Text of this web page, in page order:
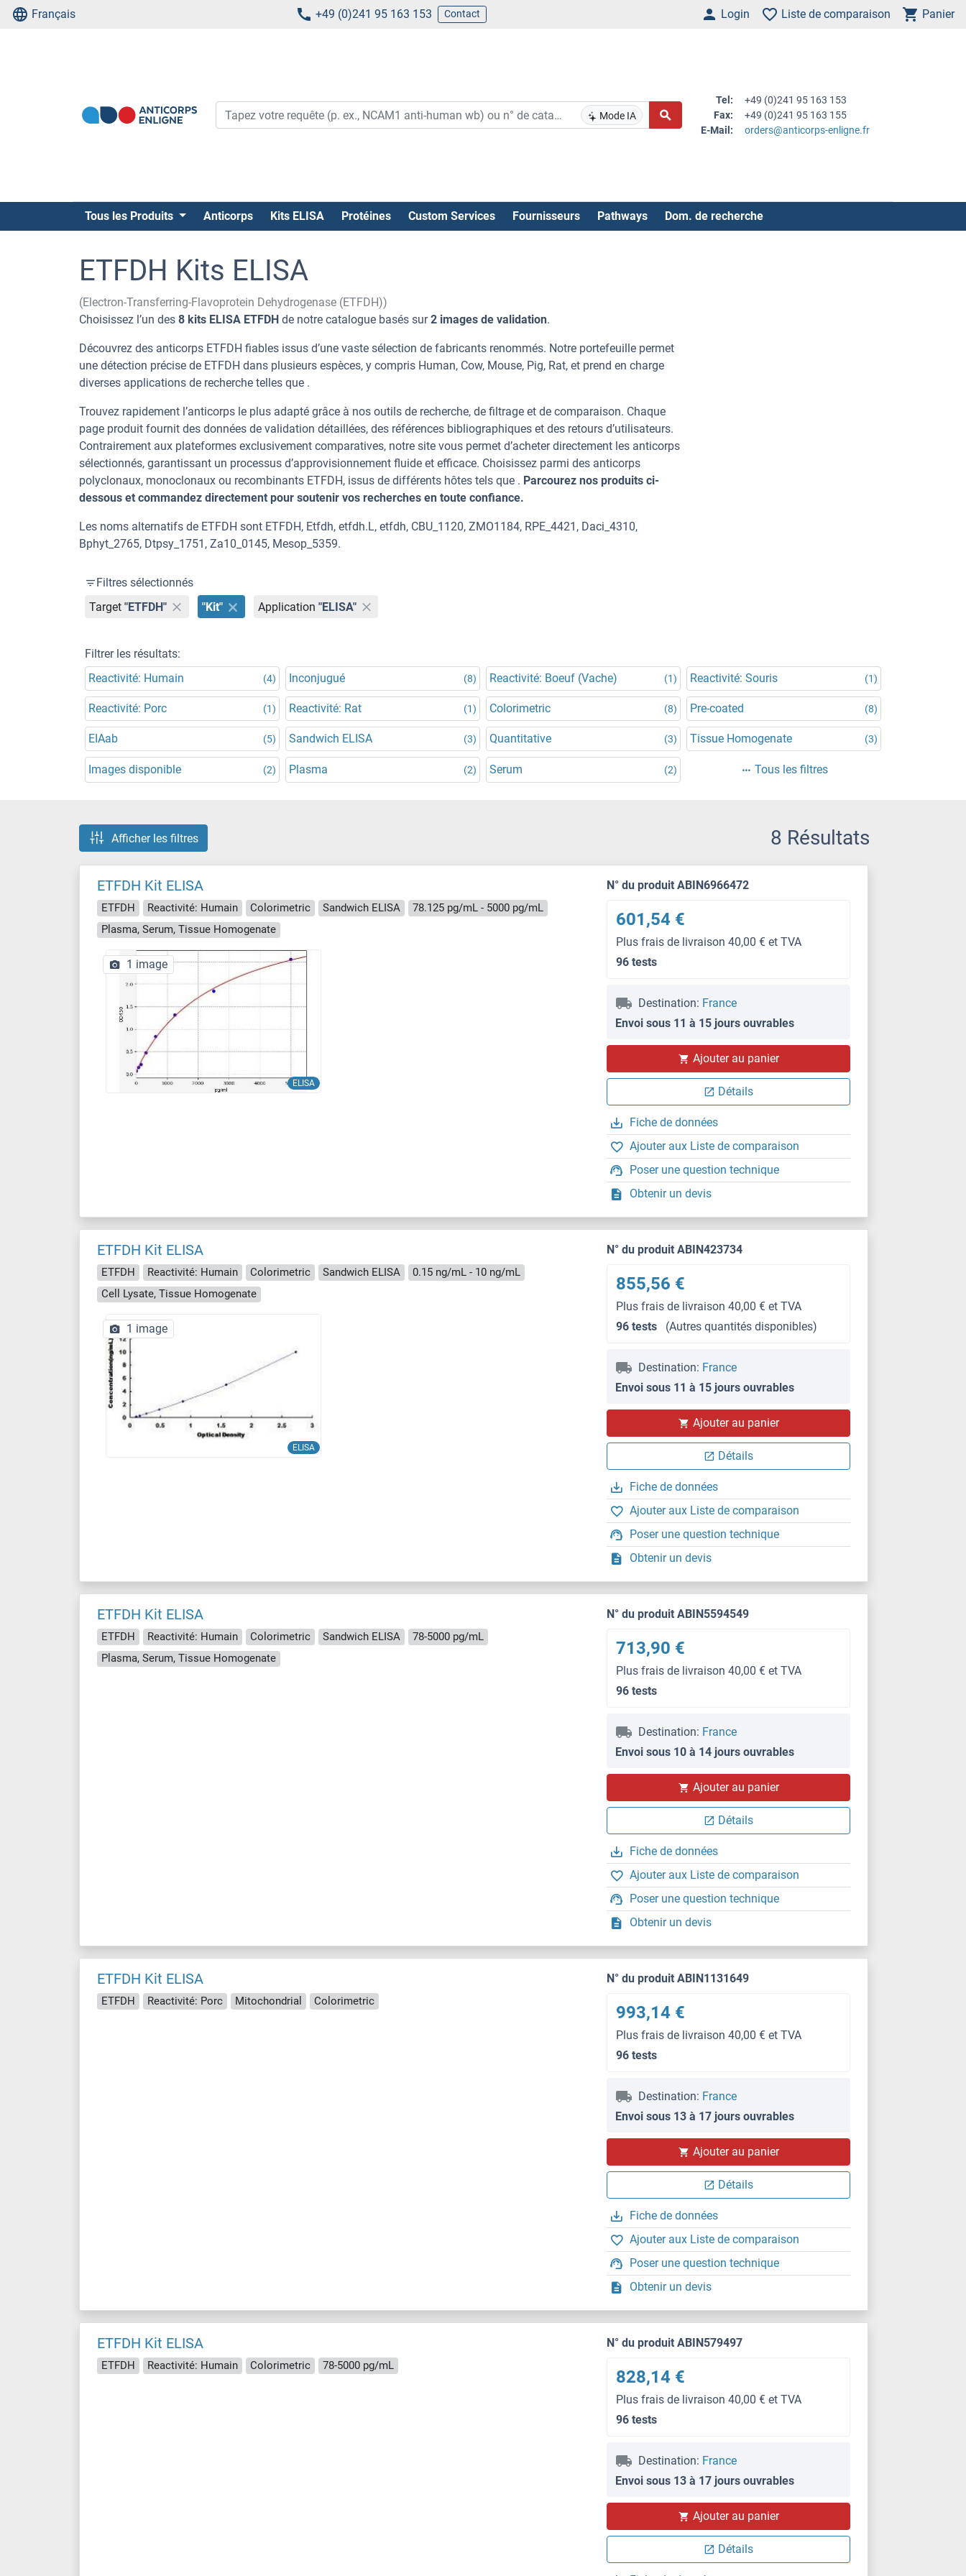
Français +49 (0)241 95 163 153 Contact Login Liste de comparaison Panier
Mode IA
Tel:
+49 (0)241 95 163 153
Fax:
+49 (0)241 95 163 155
E-Mail:
orders@anticorps-enligne.fr
Tous les Produits Anticorps Kits ELISA Protéines Custom Services Fournisseurs Pathways Dom. de recherche
ETFDH Kits ELISA
(Electron-Transferring-Flavoprotein Dehydrogenase (ETFDH))
Choisissez l’un des 8 kits ELISA ETFDH de notre catalogue basés sur2 images de validation.
Découvrez des anticorps ETFDH fiables issus d’une vaste sélection de fabricants renommés. Notre portefeuille permet
une détection précise de ETFDH dans plusieurs espèces, y compris Human, Cow, Mouse, Pig, Rat, et prend en charge
diverses applications de recherche telles que .
Trouvez rapidement l’anticorps le plus adapté grâce à nos outils de recherche, de filtrage et de comparaison. Chaque
page produit fournit des données de validation détaillées, des références bibliographiques et des retours d’utilisateurs.
Contrairement aux plateformes exclusivement comparatives, notre site vous permet d’acheter directement les anticorps
sélectionnés, garantissant un processus d’approvisionnement fluide et efficace. Choisissez parmi des anticorps
polyclonaux, monoclonaux ou recombinants ETFDH, issus de différents hôtes tels que . Parcourez nos produits ci-
dessous et commandez directement pour soutenir vos recherches en toute confiance.
Les noms alternatifs de ETFDH sont ETFDH, Etfdh, etfdh.L, etfdh, CBU_1120, ZMO1184, RPE_4421, Daci_4310,
Bphyt_2765, Dtpsy_1751, Za10_0145, Mesop_5359.
Filtres sélectionnés
Target "ETFDH" "Kit" Application "ELISA"
Filtrer les résultats:
Reactivité: Humain
(4) Inconjugué (8) Reactivité: Boeuf (Vache) (1) Reactivité: Souris (1)
Reactivité: Porc (1) Reactivité: Rat (1) Colorimetric (8) Pre-coated (8)
EIAab (5) Sandwich ELISA (3) Quantitative (3) Tissue Homogenate (3)
Images disponible (2) Plasma (2) Serum (2) Tous les filtres
Afficher les filtres 8 Résultats
ETFDH Kit ELISA
ETFDH Reactivité: Humain Colorimetric Sandwich ELISA
78.125 pg/mL - 5000 pg/mL
Plasma, Serum, Tissue Homogenate
ELISA
1 image
N° du produit ABIN6966472
601,54 €
Plus frais de livraison 40,00 € et TVA
96 tests
Destination: France
Envoi sous 11 à 15 jours ouvrables
Ajouter au panier
Détails
Fiche de données
Ajouter aux Liste de comparaison
Poser une question technique
Obtenir un devis
ETFDH Kit ELISA
ETFDH Reactivité: Humain Colorimetric Sandwich ELISA
0.15 ng/mL - 10 ng/mL
Cell Lysate, Tissue Homogenate
ELISA
1 image
N° du produit ABIN423734
855,56 €
Plus frais de livraison 40,00 € et TVA
96 tests
(Autres quantités disponibles)
Destination: France
Envoi sous 11 à 15 jours ouvrables
Ajouter au panier
Détails
Fiche de données
Ajouter aux Liste de comparaison
Poser une question technique
Obtenir un devis
ETFDH Kit ELISA
ETFDH Reactivité: Humain Colorimetric Sandwich ELISA
78-5000 pg/mL
Plasma, Serum, Tissue Homogenate
N° du produit ABIN5594549
713,90 €
Plus frais de livraison 40,00 € et TVA
96 tests
Destination: France
Envoi sous 10 à 14 jours ouvrables
Ajouter au panier
Détails
Fiche de données
Ajouter aux Liste de comparaison
Poser une question technique
Obtenir un devis
ETFDH Kit ELISA
ETFDH Reactivité: Porc Mitochondrial Colorimetric
N° du produit ABIN1131649
993,14 €
Plus frais de livraison 40,00 € et TVA
96 tests
Destination: France
Envoi sous 13 à 17 jours ouvrables
Ajouter au panier
Détails
Fiche de données
Ajouter aux Liste de comparaison
Poser une question technique
Obtenir un devis
ETFDH Kit ELISA
ETFDH Reactivité: Humain Colorimetric 78-5000 pg/mL
N° du produit ABIN579497
828,14 €
Plus frais de livraison 40,00 € et TVA
96 tests
Destination: France
Envoi sous 13 à 17 jours ouvrables
Ajouter au panier
Détails